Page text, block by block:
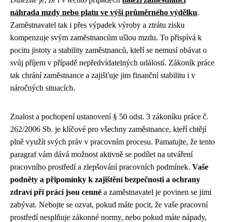
náhrada mzdy nebo platu ve výši průměrného výdělku.
Zaměstnavatel tak i přes výpadek výroby a ztrátu zisku
kompenzuje svým zaměstnancům ušlou mzdu. To přispívá k
pocitu jistoty a stability zaměstnanců, kteří se nemusí obávat o
svůj příjem v případě nepředvídatelných událostí. Zákoník práce
tak chrání zaměstnance a zajišťuje jim finanční stabilitu i v
náročných situacích.
Znalost a pochopení ustanovení § 50 odst. 3 zákoníku práce č.
262/2006 Sb. je klíčové pro všechny zaměstnance, kteří chtějí
plně využít svých práv v pracovním procesu. Pamatujte, že tento
paragraf vám dává možnost aktivně se podílet na utváření
pracovního prostředí a zlepšování pracovních podmínek. Vaše
podněty a připomínky k zajištění bezpečnosti a ochrany
zdraví při práci jsou cenné a zaměstnavatel je povinen se jimi
zabývat. Nebojte se ozvat, pokud máte pocit, že vaše pracovní
prostředí nesplňuje zákonné normy, nebo pokud máte nápady,